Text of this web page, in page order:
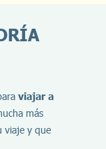
viajar a
más
viaje y que